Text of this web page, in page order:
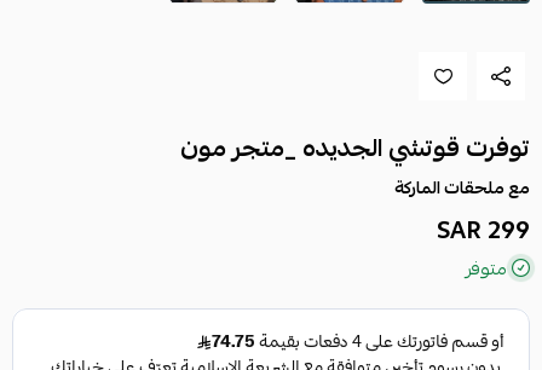
توفرت قوتشي الجديده _متجر مون
مع ملحقات الماركة
299 SAR
متوفر